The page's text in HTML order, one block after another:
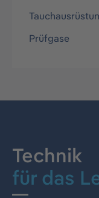
Prüfgase
Technik
für das